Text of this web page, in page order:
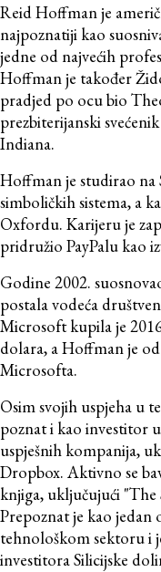
Reid Hoffman je
najpoznatiji kao
jedne od najvećih
Hoffman je također
pradjed po ocu bio
prezbiterijanski
Indiana.
Hoffman je studirao na
simboličkih sistema, a
Oxfordu. Karijeru je
pridružio PayPalu kao
Godine 2002.
postala vodeća
Microsoft kupila je
dolara, a Hoffman je
Microsofta.
Osim svojih uspjeha u
poznat i kao investitor
uspješnih kompanija,
Dropbox. Aktivno se
knjiga, uključujući
Prepoznat je kao
tehnološkom sektoru i
investitora Silicijske